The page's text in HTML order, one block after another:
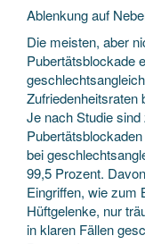
Ablenkung auf
Die meisten, aber
Pubertätsblockade
Zufriedenheitsraten
Je nach Studie
bei
99,5 Prozent.
Eingriffen, wie zum
Hüftgelenke, nur
in klaren Fällen